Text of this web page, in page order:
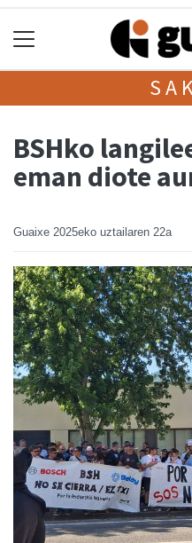
BSHko
eman diote
Guaixe 2025eko uztailaren 22a